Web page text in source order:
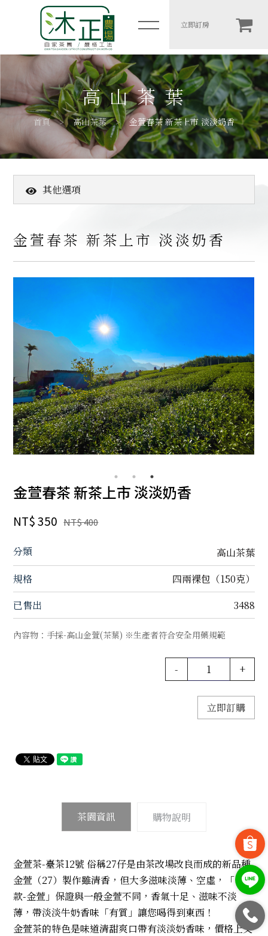
金萱春茶 新茶上市 淡淡奶香
简体
木一館
岩二館
包棟房價表
農場介紹
客戶推薦
立即訂房
高山茶葉
首頁 高山茶葉 金萱春茶 新茶上市 淡淡奶香
其他選項
高山茶葉
金萱春茶 新茶上市 淡淡奶香
金萱春茶 新茶上市 淡淡奶香
NT$ 350 NT$ 400
分類
高山茶葉
規格
四兩裸包（150克）
已售出
3488
內容物：手採-高山金萱(茶葉) ※生產者符合安全用藥規範
- +
立即訂購
茶園資訊 購物說明
金萱茶-臺茶12號 俗稱27仔是由茶改場改良而成的新品種
金萱（27）製作雖清香，但大多滋味淡薄、空虛，「自留
款-金萱」保證與一般金萱不同，香氣十足、滋味不淡
薄，帶淡淡牛奶香味「有質」讓您喝得到東西！
金萱茶的特色是味道清甜爽口帶有淡淡奶香味，價格上又